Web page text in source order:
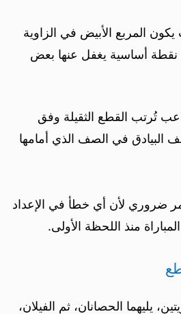
المربع الأبيض في الزاوية
نقطة أساسية يغفل عنها بعض
تُرتب القطع الثقيلة وفق
البيادق في الصف الذي أمامها
أمر ضروري لأن أي خطأ في الإعداد
منذ اللحظة الأولى.
يليهما الحصانان، ثم الفيلان،